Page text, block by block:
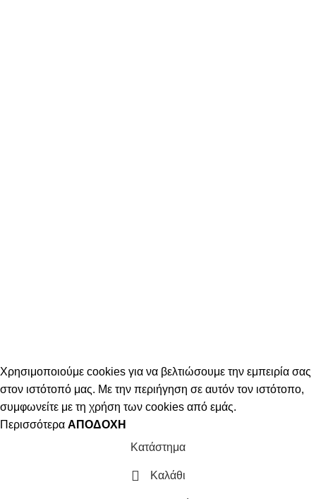
Χρησιμοποιούμε cookies για να βελτιώσουμε την εμπειρία σας
στον ιστότοπό μας. Με την περιήγηση σε αυτόν τον ιστότοπο,
συμφωνείτε με τη χρήση των cookies από εμάς.
Περισσότερα ΑΠΟΔΟΧΉ
Κατάστημα
Καλάθι